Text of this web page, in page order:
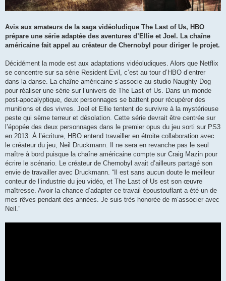
Avis aux amateurs de la saga vidéoludique The Last of Us, HBO
prépare une série adaptée des aventures d’Ellie et Joel. La chaîne
américaine fait appel au créateur de Chernobyl pour diriger le projet.
Décidément la mode est aux adaptations vidéoludiques. Alors que Netflix
se concentre sur sa série Resident Evil, c’est au tour d’HBO d’entrer
dans la danse. La chaîne américaine s’associe au studio Naughty Dog
pour réaliser une série sur l’univers de The Last of Us. Dans un monde
post-apocalyptique, deux personnages se battent pour récupérer des
munitions et des vivres. Joel et Ellie tentent de survivre à la mystérieuse
peste qui sème terreur et désolation. Cette série devrait être centrée sur
l’épopée des deux personnages dans le premier opus du jeu sorti sur PS3
en 2013. À l’écriture, HBO entend travailler en étroite collaboration avec
le créateur du jeu, Neil Druckmann. Il ne sera en revanche pas le seul
maître à bord puisque la chaîne américaine compte sur Craig Mazin pour
écrire le scénario. Le créateur de Chernobyl avait d’ailleurs partagé son
envie de travailler avec Druckmann. “Il est sans aucun doute le meilleur
conteur de l’industrie du jeu vidéo, et The Last of Us est son œuvre
maîtresse. Avoir la chance d’adapter ce travail époustouflant a été un de
mes rêves pendant des années. Je suis très honorée de m’associer avec
Neil.”